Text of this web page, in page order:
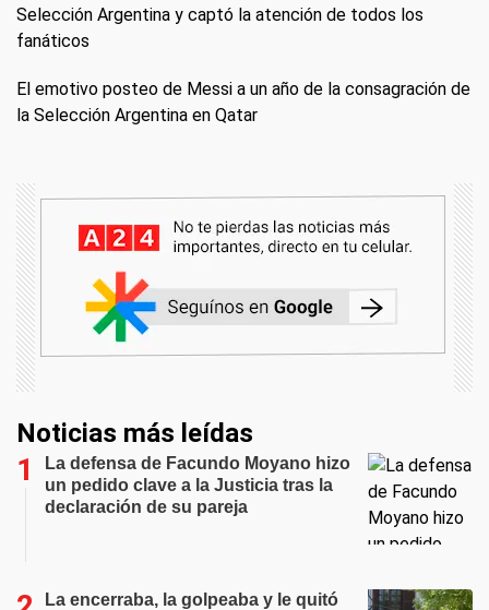
Selección Argentina y captó la atención de todos los
fanáticos
El emotivo posteo de Messi a un año de la consagración de
la Selección Argentina en Qatar
Noticias más leídas
La defensa de Facundo Moyano hizo
un pedido clave a la Justicia tras la
declaración de su pareja
La encerraba, la golpeaba y le quitó